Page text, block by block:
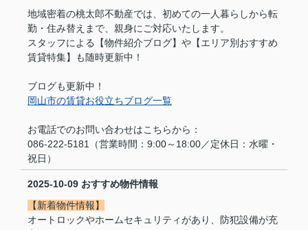
地域密着の桃太郎不動産では、初めての一人暮らしから転
勤・住み替えまで、親身にご対応いたします。
スタッフによる【物件紹介ブログ】や【エリア別おすすめ
賃貸特集】も随時更新中！
ブログも更新中！
岡山市の賃貸お役立ちブログ一覧
お電話でのお問い合わせはこちらから：
086-222-5181（営業時間：9:00～18:00／定休日：水曜・
祝日）
2025-10-09 おすすめ物件情報
【新着物件情報】
オートロックやホームセキュリティがあり、防犯設備が充